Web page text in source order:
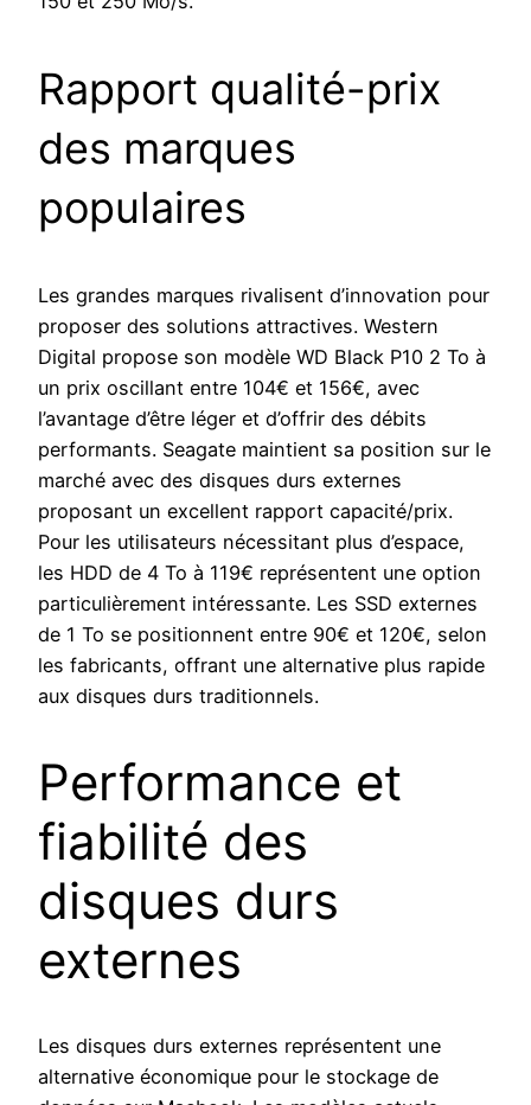
Rapport qualité-prix
des marques
populaires
Les grandes marques rivalisent d’innovation pour
proposer des solutions attractives. Western
Digital propose son modèle WD Black P10 2 To à
un prix oscillant entre 104€ et 156€, avec
l’avantage d’être léger et d’offrir des débits
performants. Seagate maintient sa position sur le
marché avec des disques durs externes
proposant un excellent rapport capacité/prix.
Pour les utilisateurs nécessitant plus d’espace,
les HDD de 4 To à 119€ représentent une option
particulièrement intéressante. Les SSD externes
de 1 To se positionnent entre 90€ et 120€, selon
les fabricants, offrant une alternative plus rapide
aux disques durs traditionnels.
Performance et
fiabilité des
disques durs
externes
Les disques durs externes représentent une
alternative économique pour le stockage de